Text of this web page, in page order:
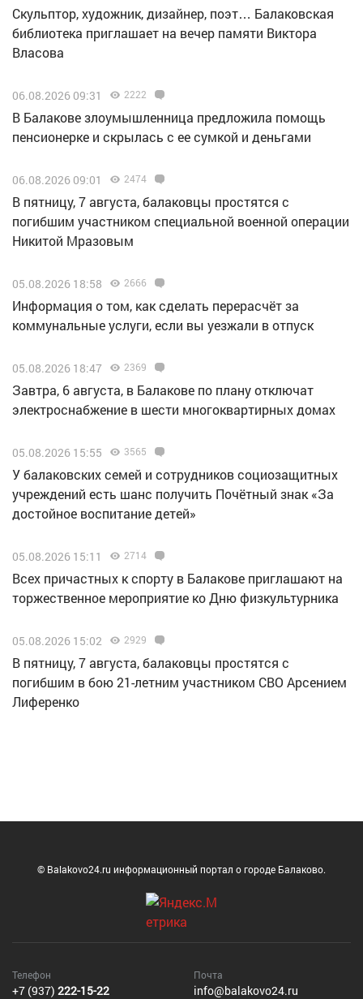
Скульптор, художник, дизайнер, поэт… Балаковская
библиотека приглашает на вечер памяти Виктора
Власова
06.08.2026 09:31 2222
В Балакове злоумышленница предложила помощь
пенсионерке и скрылась с ее сумкой и деньгами
06.08.2026 09:01 2474
В пятницу, 7 августа, балаковцы простятся с
погибшим участником специальной военной операции
Никитой Мразовым
05.08.2026 18:58 2666
Информация о том, как сделать перерасчёт за
коммунальные услуги, если вы уезжали в отпуск
05.08.2026 18:47 2369
Завтра, 6 августа, в Балакове по плану отключат
электроснабжение в шести многоквартирных домах
05.08.2026 15:55 3565
У балаковских семей и сотрудников социозащитных
учреждений есть шанс получить Почётный знак «За
достойное воспитание детей»
05.08.2026 15:11 2714
Всех причастных к спорту в Балакове приглашают на
торжественное мероприятие ко Дню физкультурника
05.08.2026 15:02 2929
В пятницу, 7 августа, балаковцы простятся с
погибшим в бою 21-летним участником СВО Арсением
Лиференко
© Balakovo24.ru информационный портал о городе Балаково.
Телефон
+7 (937) 222-15-22
Почта
info@balakovo24.ru